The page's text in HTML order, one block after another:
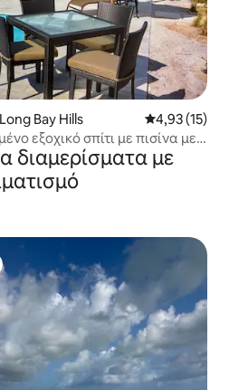
Bay Hills Μέση
4,93 (15)
εξοχικό σπίτι με πισίνα με
διαμερίσματα με